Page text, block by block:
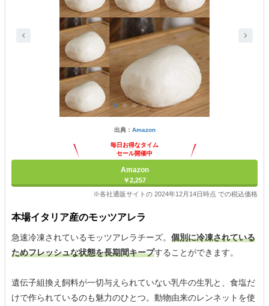
出典： Amazon
毎日お得なタイム
セール開催中
Amazon
￥2,257
※各社通販サイトの 2024年12月14日時点 での税込価格
本場イタリア産のモッツアレラ
急速冷凍されているモッツアレラチーズ。 個別に冷凍されている
ためフレッシュな状態を長期間キープすることができます。
遺伝子組換え飼料が一切与えられていない乳牛の生乳と、食塩だ
けで作られているのも魅力のひとつ。動物由来のレンネットを使